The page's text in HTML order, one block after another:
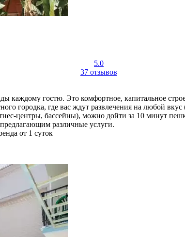
5.0
37 отзывов
каждому гостю. Это комфортное, капитальное
городка, где вас ждут развлечения на любой
центры, бассейны), можно дойти за 10 минут
различные услуги.
от 1 суток